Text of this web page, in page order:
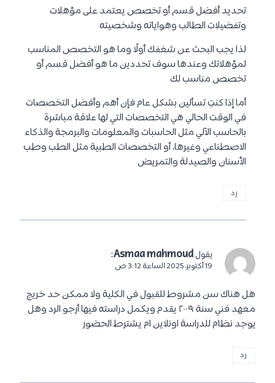
تحديد أفضل قسم أو تخصص يعتمد على مؤهلات
وتفضيلات الطالب وهواياته وشخصيته
لذا يجب البحث عن شغفك أولًا وما هو التخصص المناسب
لمؤهلاتك وعندها سوف تحددين ما هو أفضل قسم أو
تخصص مناسب لك
أما إذا كنتِ تسألين بشكل عام فإن أهم وأفضل التخصصات
في الوقت الحالي هي التخصصات التي لها علاقة مباشرة
بالحاسب الآلي مثل الحاسبات والمعلومات والبرمجة والذكاء
الاصطناعي وغيرها، أو التخصصات الطبية مثل الطب وطب
الأسنان والصيدلة والتمريض
رد
يقول Asmaa mahmoud
:
19 أكتوبر، 2025 الساعة 3:12 ص
هل هناك سن مشروط للقبول في الكلية ولا ممكن حد خريج
معهد فني سنة ٢٠٠٩ يقدم ويكمل دراسته فيها أرجو الرد وهل
يوجد نظام للدراسة اونلاين ام يشترط الحضور
رد